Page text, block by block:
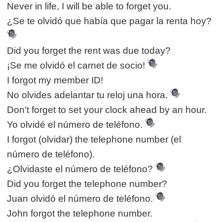
Never in life, I will be able to forget you.
¿Se te olvidó que había que pagar la renta hoy?
Did you forget the rent was due today?
¡Se me olvidó el carnet de socio!
I forgot my member ID!
No olvides adelantar tu reloj una hora.
Don't forget to set your clock ahead by an hour.
Yo olvidé el número de teléfono.
I forgot (olvidar) the telephone number (el
número de teléfono).
¿Olvidaste el número de teléfono?
Did you forget the telephone number?
Juan olvidó el número de teléfono.
John forgot the telephone number.